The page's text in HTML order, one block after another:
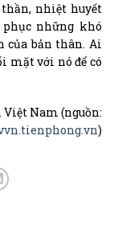
nhiệt huyết
những khó
của bản thân. Ai
mặt với nó để có
Việt Nam (nguồn:
)